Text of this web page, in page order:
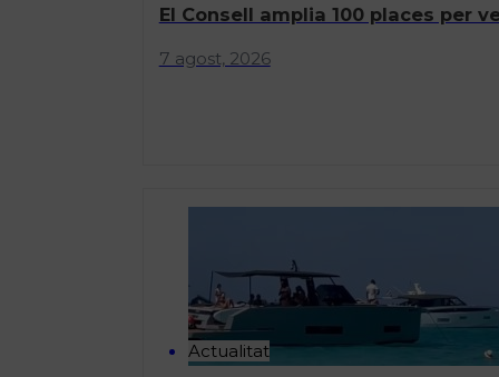
El Consell amplia 100 places per
7 agost, 2026
Actualitat